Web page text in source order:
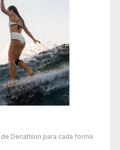
Decathlon para cada forma